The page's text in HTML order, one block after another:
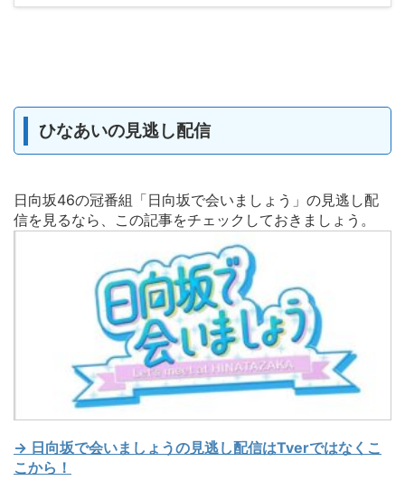
ひなあいの見逃し配信
日向坂46の冠番組「日向坂で会いましょう」の見逃し配
信を見るなら、この記事をチェックしておきましょう。
→ 日向坂で会いましょうの見逃し配信はTverではなくこ
こから！